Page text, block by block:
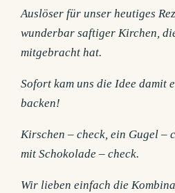
Auslöser für unser heutiges
wunderbar saftiger Kirchen,
mitgebracht hat.
Sofort kam uns die Idee damit
backen!
Kirschen – check, ein Gugel –
mit Schokolade – check.
Wir lieben einfach die